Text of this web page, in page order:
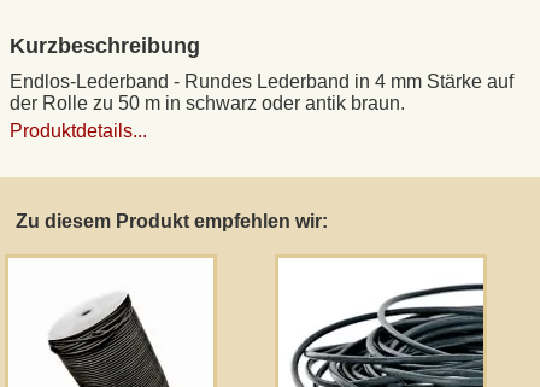
Kurzbeschreibung
Endlos-Lederband - Rundes Lederband in 4 mm Stärke auf
der Rolle zu 50 m in schwarz oder antik braun.
Produktdetails...
Zu diesem Produkt empfehlen wir:
Produkthaftung
Datenschutz
Anfertigung von Museumsrepliken
Mittelalter-Großhandel
AGB